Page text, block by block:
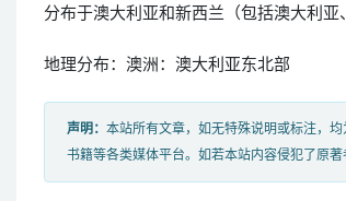
分布于澳大利亚和新西兰（包括澳大利
地理分布：澳洲：澳大利亚东北部
声明： 本站所有文章，如无特殊说明或标注，
书籍等各类媒体平台。如若本站内容侵犯了原